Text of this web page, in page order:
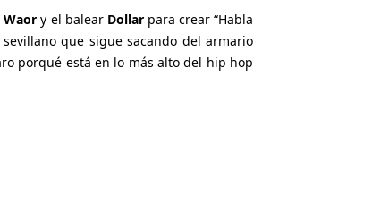
Waor y el balear Dollarpara crear “Habla
que sigue sacando del armario
porqué está en lo más alto del hip hop